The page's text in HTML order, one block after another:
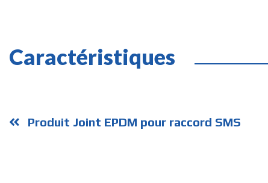
Caractéristiques
Produit Joint EPDM pour raccord SMS